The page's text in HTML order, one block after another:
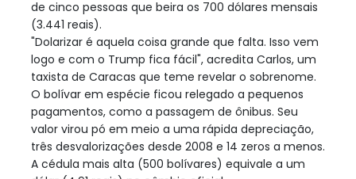
de cinco pessoas que beira os 700 dólares mensais
(3.441 reais).
"Dolarizar é aquela coisa grande que falta. Isso vem
logo e com o Trump fica fácil", acredita Carlos, um
taxista de Caracas que teme revelar o sobrenome.
O bolívar em espécie ficou relegado a pequenos
pagamentos, como a passagem de ônibus. Seu
valor virou pó em meio a uma rápida depreciação,
três desvalorizações desde 2008 e 14 zeros a menos.
A cédula mais alta (500 bolívares) equivale a um